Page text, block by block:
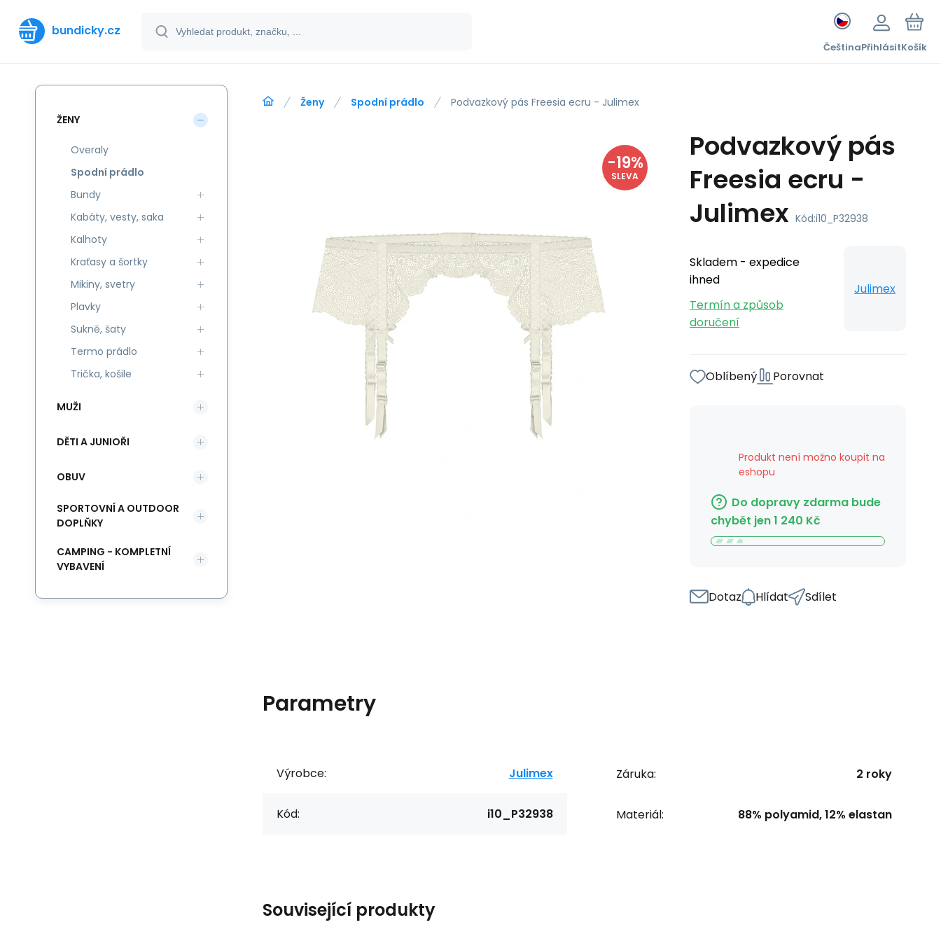
bundicky.cz
ČeštinaPřihlásitKošík
Ženy Spodní prádlo Podvazkový pás Freesia ecru - Julimex
-19%
SLEVA
Podvazkový pás
Freesia ecru -
Julimex Kód:i10_P32938
Skladem - expedice
ihned
Termín a způsob
doručení
Julimex
Oblíbený Porovnat
Produkt není možno koupit na
eshopu
Do dopravy zdarma bude
chybět jen1 240 Kč
Dotaz Hlídat Sdílet
Parametry
Výrobce: Julimex
Kód: i10_P32938
Záruka: 2 roky
Materiál: 88% polyamid, 12% elastan
Související produkty
ŽENY
Overaly
Spodní prádlo
Bundy
Kabáty, vesty, saka
Kalhoty
Kraťasy a šortky
Mikiny, svetry
Plavky
Sukně, šaty
Termo prádlo
Trička, košile
MUŽI
DĚTI A JUNIOŘI
OBUV
SPORTOVNÍ A OUTDOOR
DOPLŇKY
CAMPING - KOMPLETNÍ
VYBAVENÍ